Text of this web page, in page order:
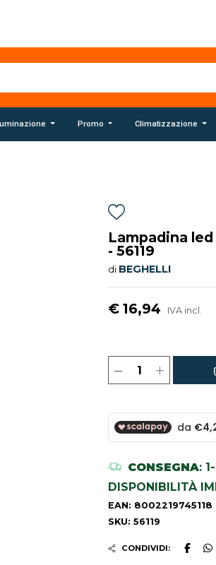
Promo Climatizzazione
Lampadina led
- 56119
di BEGHELLI
€ 16,94 IVA incl.
CONSEGNA:
DISPONIBILITÀ
EAN: 8002219745118
SKU: 56119
CONDIVIDI: